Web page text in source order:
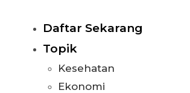
Daftar Sekarang
Topik
Kesehatan
Ekonomi